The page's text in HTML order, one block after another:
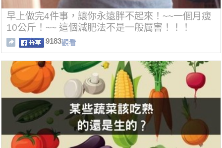
早上做完4件事，讓你永遠胖不起來！~~一個月瘦
10公斤！~~ 這個減肥法不是一般厲害！！！
9183觀看